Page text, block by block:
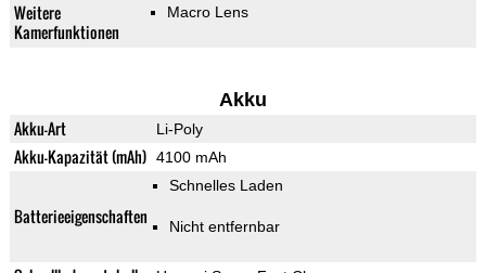
Weitere
Kamerfunktionen
Macro Lens
Akku
Akku-Art Li-Poly
Akku-Kapazität (mAh) 4100 mAh
Batterieeigenschaften
Schnelles Laden
Nicht entfernbar